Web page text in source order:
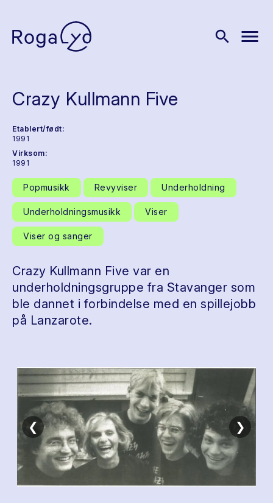
search menu
Crazy Kullmann Five
Etablert/født:
1991
Virksom:
1991
Popmusikk Revyviser Underholdning
Underholdningsmusikk Viser
Viser og sanger
Crazy Kullmann Five var en
underholdningsgruppe fra Stavanger som
ble dannet i forbindelse med en spillejobb
på Lanzarote.
❮ ❯